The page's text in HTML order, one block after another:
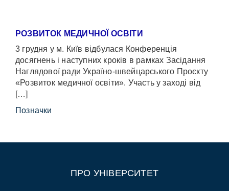
РОЗВИТОК МЕДИЧНОЇ ОСВІТИ
3 грудня у м. Київ відбулася Конференція
досягнень і наступних кроків в рамках Засідання
Наглядової ради Україно-швейцарського Проєкту
«Розвиток медичної освіти». Участь у заході від
[…]
Позначки
ПРО УНІВЕРСИТЕТ